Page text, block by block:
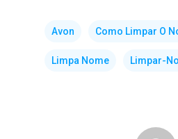
Avon Como Limpar O
Limpa Nome Limpar-